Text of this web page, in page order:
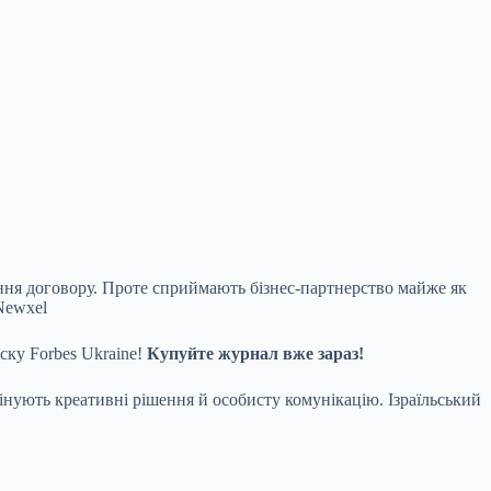
договору. Проте сприймають бізнес-партнерство майже як
Forbes Ukraine! Купуйте журнал вже зараз!
креативні рішення й особисту комунікацію. Ізраїльський